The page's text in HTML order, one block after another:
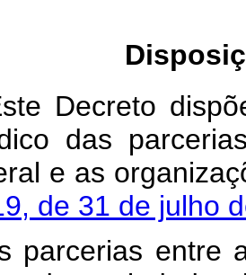
Decreto
das
e as
de 31 de julho
parcerias entre